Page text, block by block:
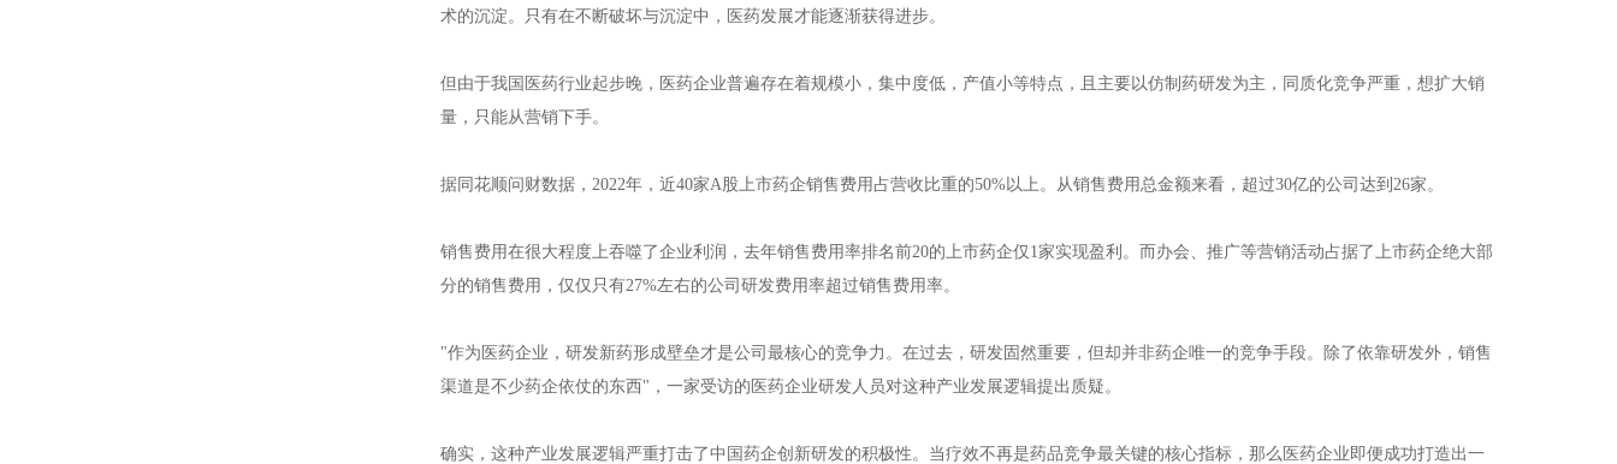
术的沉淀。只有在不断破坏与沉淀中，医药发展才能逐渐获得进步。
但由于我国医药行业起步晚，医药企业普遍存在着规模小，集中度低，产值小等特点，且主要以仿制药研发为主，同质化竞争严重，想扩大销
量，只能从营销下手。
据同花顺问财数据，2022年，近40家A股上市药企销售费用占营收比重的50%以上。从销售费用总金额来看，超过30亿的公司达到26家。
销售费用在很大程度上吞噬了企业利润，去年销售费用率排名前20的上市药企仅1家实现盈利。而办会、推广等营销活动占据了上市药企绝大部
分的销售费用，仅仅只有27%左右的公司研发费用率超过销售费用率。
"作为医药企业，研发新药形成壁垒才是公司最核心的竞争力。在过去，研发固然重要，但却并非药企唯一的竞争手段。除了依靠研发外，销售
渠道是不少药企依仗的东西"，一家受访的医药企业研发人员对这种产业发展逻辑提出质疑。
确实，这种产业发展逻辑严重打击了中国药企创新研发的积极性。当疗效不再是药品竞争最关键的核心指标，那么医药企业即便成功打造出一